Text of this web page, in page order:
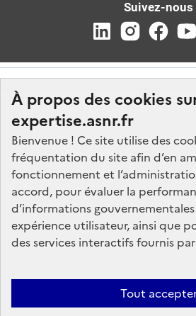
À propos des cookies
expertise.asnr.fr
Bienvenue ! Ce site utilise des
fréquentation du site afin d’en
fonctionnement et
accord, pour évaluer la
d’informations
expérience utilisateur, ainsi que
des services interactifs fournis
Tout
Suivez-nous
Nos marchés
Nos offres d'emploi
FAQ
Glossaire
Plan du site